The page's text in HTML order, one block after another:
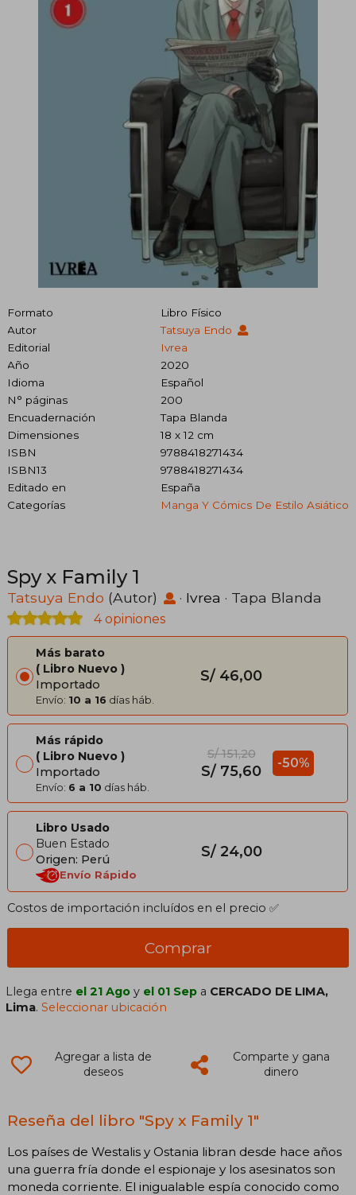
Formato
Libro Físico
Autor
Tatsuya Endo
Editorial
Ivrea
Año
2020
Idioma
Español
N° páginas
200
Encuadernación
Tapa Blanda
Dimensiones
18 x 12 cm
ISBN
9788418271434
ISBN13
9788418271434
Editado en
España
Categorías
Manga Y Cómics De Estilo Asiático
Spy x Family 1
Tatsuya Endo (Autor) · Ivrea · Tapa Blanda
4 opiniones
Más barato
Libro Nuevo
Importado
Envío: 10 a 16 días háb.
S/ 46,00
Más rápido
Libro Nuevo
Importado
Envío: 6 a 10 días háb.
S/ 151,20
S/ 75,60 -50%
Libro Usado
Buen Estado
Origen: Perú
Envío Rápido
S/ 24,00
Costos de importación incluídos en el precio ✅
Comprar
Llega entre el 21 Ago y el 01 Sep a CERCADO DE LIMA,
Lima.Seleccionar ubicación
Agregar a lista de
deseos
Comparte y gana
dinero
Reseña del libro "Spy x Family 1"
Los países de Westalis y Ostania libran desde hace años
una guerra fría donde el espionaje y los asesinatos son
moneda corriente. El inigualable espía conocido como